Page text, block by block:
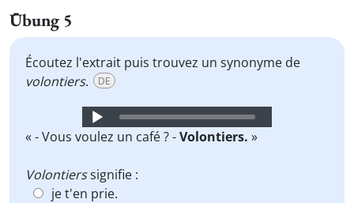
Übung 5
Écoutez l'extrait puis trouvez un synonyme de
volontiers. DE
Audio
Player
« - Vous voulez un café ? -Volontiers. »
Volontierssignifie :
je t'en prie.